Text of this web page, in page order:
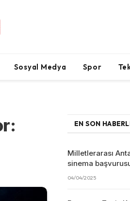
Sosyal Medya Spor
EN SON
Milletlerarası
sinema
04/04/2025